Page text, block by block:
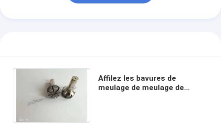
Affilez les bavures de
meulage de meulage de